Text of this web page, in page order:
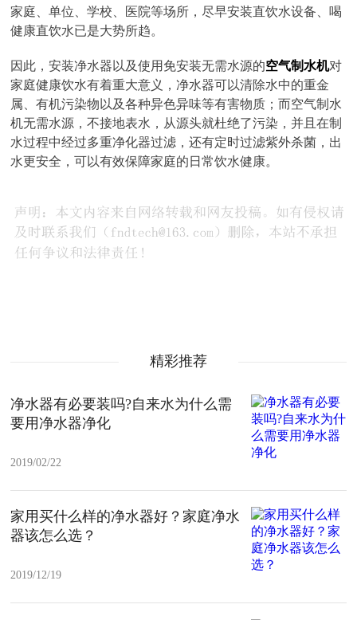
家庭、单位、学校、医院等场所，尽早安装直饮水设备、喝
健康直饮水已是大势所趋。
因此，安装净水器以及使用免安装无需水源的空气制水机对
家庭健康饮水有着重大意义，净水器可以清除水中的重金
属、有机污染物以及各种异色异味等有害物质；而空气制水
机无需水源，不接地表水，从源头就杜绝了污染，并且在制
水过程中经过多重净化器过滤，还有定时过滤紫外杀菌，出
水更安全，可以有效保障家庭的日常饮水健康。
精彩推荐
净水器有必要装吗?自来水为什么需
要用净水器净化
2019/02/22
家用买什么样的净水器好？家庭净水
器该怎么选？
2019/12/19